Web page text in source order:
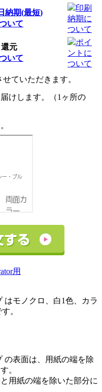
納期(最短)
いて
印刷
納期に
ついて
元
いて
ポイ
ントに
ついて
用
はモノクロ、白1色、カラ
。
の表面は、用紙の端を除
。
用紙の端を除いた部分に